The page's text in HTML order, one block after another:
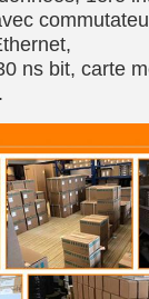
ns bit, carte